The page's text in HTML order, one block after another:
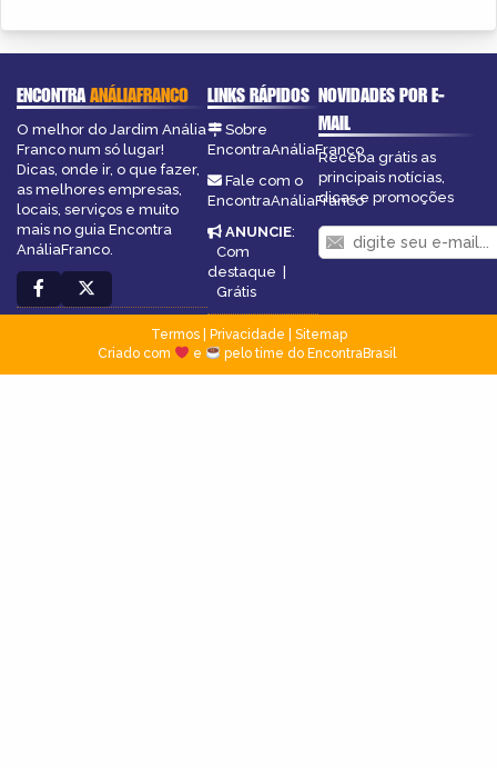
ENCONTRAANÁLIAFRANCO
O melhor do Jardim Anália
Franco num só lugar!
Dicas, onde ir, o que fazer,
as melhores empresas,
locais, serviços e muito
mais no guia Encontra
AnáliaFranco.
LINKS RÁPIDOS
Sobre
EncontraAnáliaFranco
Fale com o
EncontraAnáliaFranco
ANUNCIE:
Com
destaque |
Grátis
NOVIDADES POR E-
MAIL
Receba grátis as
principais notícias,
dicas e promoções
Termos| Privacidade
Sitemap
Criado com
e pelo time do EncontraBrasil